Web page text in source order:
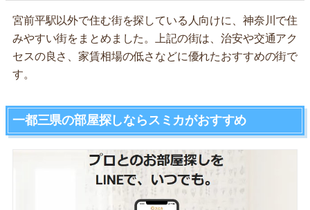
宮前平駅以外で住む街を探している人向けに、神奈川で住
みやすい街をまとめました。上記の街は、治安や交通アク
セスの良さ、家賃相場の低さなどに優れたおすすめの街で
す。
一都三県の部屋探しならスミカがおすすめ